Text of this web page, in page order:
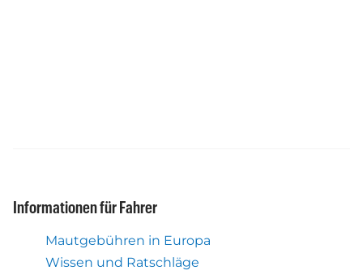
Informationen für Fahrer
Mautgebühren in Europa
Wissen und Ratschläge